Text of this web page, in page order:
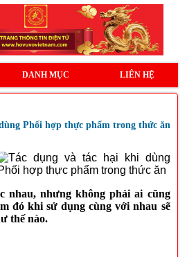
DANH MỤC LIÊN HỆ
Phối hợp thực phẩm trong thức ăn
nhau, nhưng không phải ai cũng
đó khi sử dụng cùng với nhau sẽ
thế nào.